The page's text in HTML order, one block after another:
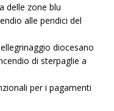
delle zone blu
alle pendici del
diocesano
di sterpaglie a
per i pagamenti